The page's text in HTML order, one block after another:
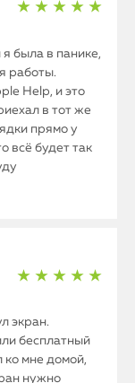
★ ★ ★ ★ ★
была в панике,
работы.
Help, и это
в тот же
прямо у
всё будет так
★ ★ ★ ★ ★
экран.
бесплатный
ко мне домой,
нужно